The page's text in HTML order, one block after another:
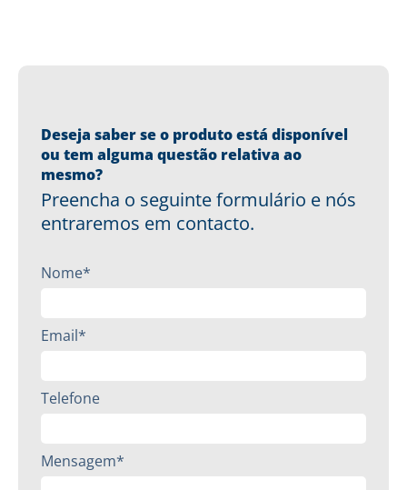
Deseja saber se o produto está disponível
ou tem alguma questão relativa ao
mesmo?
Preencha o seguinte formulário e nós
entraremos em contacto.
Nome*
Email*
Telefone
Mensagem*